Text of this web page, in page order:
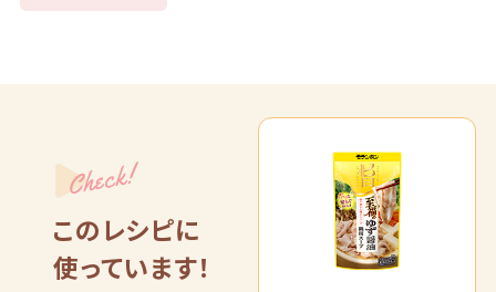
Check!
このレシピに
使っています！